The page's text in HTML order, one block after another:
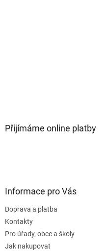
Přijímáme online platby
Informace pro Vás
Doprava a platba
Kontakty
Pro úřady, obce a školy
Jak nakupovat